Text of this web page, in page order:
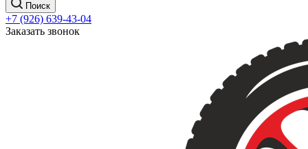
Поиск
+7 (926) 639-43-04
Заказать звонок